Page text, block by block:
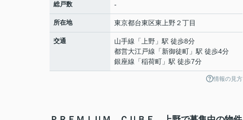
総戸数 -
所在地 東京都台東区東上野２丁目
交通 山手線 「 上野 」駅 徒歩8分
都営大江戸線 「新御徒町 」駅 徒歩4分
銀座線 「稲荷町 」駅 徒歩7分
情報の見方